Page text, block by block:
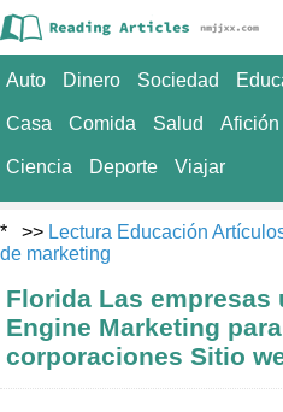
Auto Dinero Sociedad
Casa Comida Salud Afición
Ciencia Deporte Viajar
* >> Lectura Educación
de marketing
Florida Las empresas
Engine Marketing
corporaciones Sitio